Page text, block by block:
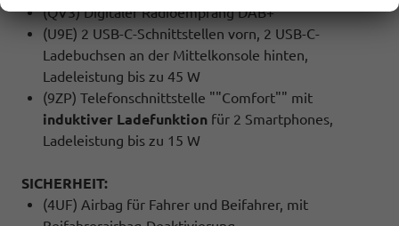
(QV3) Digitaler Radioempfang DAB+
(U9E) 2 USB-C-Schnittstellen vorn, 2 USB-C-
Ladebuchsen an der Mittelkonsole hinten,
Ladeleistung bis zu 45 W
(9ZP) Telefonschnittstelle ""Comfort"" mit
induktiver Ladefunktion für 2 Smartphones,
Ladeleistung bis zu 15 W
SICHERHEIT:
(4UF) Airbag für Fahrer und Beifahrer, mit